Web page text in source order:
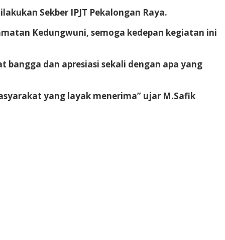
Sekber IPJT Pekalongan Raya.
Kedungwuni, semoga kedepan kegiatan ini
bangga dan apresiasi sekali dengan apa yang
yang layak menerima” ujar M.Safik